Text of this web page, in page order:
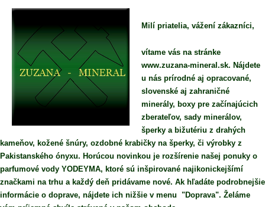
Milí priatelia, vážení zákazníci,
vítame vás na stránke
www.zuzana-mineral.sk. Nájdete
u nás prírodné aj opracované,
slovenské aj zahraničné
minerály, boxy pre začínajúcich
zberateľov, sady minerálov,
šperky a bižutériu z drahých
kameňov, kožené šnúry, ozdobné krabičky na šperky, či výrobky z
Pakistanského ónyxu. Horúcou novinkou je rozšírenie našej ponuky o
parfumové vody YODEYMA, ktoré sú inšpirované najikonickejšímí
značkami na trhu a každý deň pridávame nové. Ak hľadáte podrobnejšie
informácie o doprave, nájdete ich nižšie v menu "Doprava". Želáme